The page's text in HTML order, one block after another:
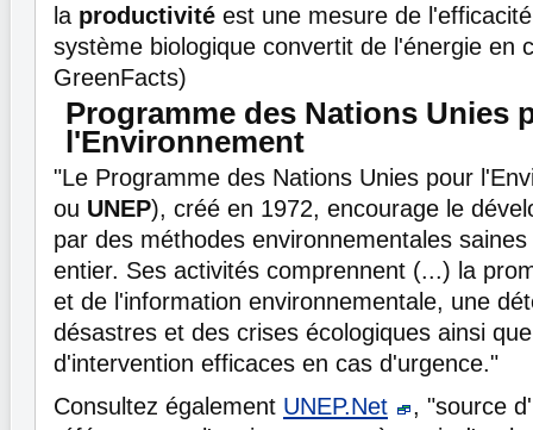
la productivité est une mesure de
système biologique convertit de l'énergie en
GreenFacts)
Programme des Nations Unies
l'Environnement
"Le Programme des Nations Unies pour
ou UNEP), créé en 1972, encourage le
par des méthodes environnementales
entier. Ses activités comprennent (...) la
et de l'information environnementale, une
désastres et des crises écologiques ainsi
d'intervention efficaces en cas d'urgence."
Consultez également UNEP.Net
, "source